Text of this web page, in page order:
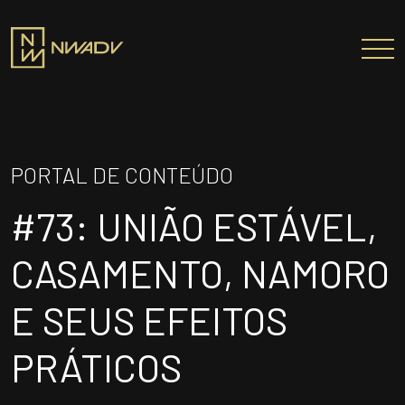
Entregas e Soluções
Pensamento Inovador
PROFISSIONAIS
ÁREAS DE ATUAÇÃO
INSTITUTO NELSON WILIANS
ATUAÇÃO INTERNACIONAL
PORTAL DE CONTEÚDO
#73: UNIÃO ESTÁVEL,
CASAMENTO, NAMORO
E SEUS EFEITOS
PRÁTICOS